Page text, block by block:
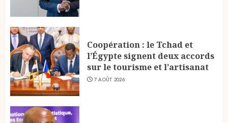
Coopération : le Tchad et
l’Égypte signent deux accords
sur le tourisme et l’artisanat
7 AOÛT 2026